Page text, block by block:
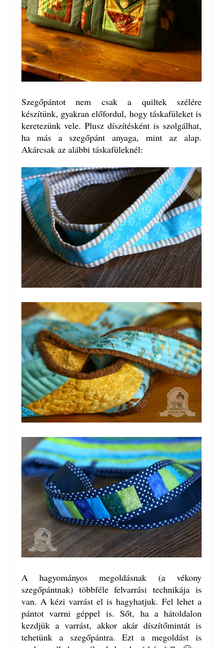
Szegőpántot nem csak a quiltek szélére
készítünk, gyakran előfordul, hogy táskafüleket is
keretezünk vele. Plusz díszítésként is szolgálhat,
ha más a szegőpánt anyaga, mint az alap.
Akárcsak az alábbi táskafüleknél:
A hagyományos megoldásnak (a vékony
szegőpántnak) többféle felvarrási technikája is
van. A kézi varrást el is hagyhatjuk. Fel lehet a
pántot varrni géppel is. Sőt, ha a hátoldalon
kezdjük a varrást, akkor akár díszítőmintát is
tehetünk a szegőpántra. Ezt a megoldást is